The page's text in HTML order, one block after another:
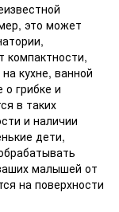
это может
компактности,
кухне, ванной
о грибке и
в таких
и наличии
дети,
малышей от
на поверхности